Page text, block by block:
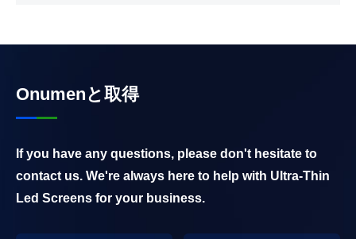
Onumenと取得
If you have any questions, please don't hesitate to
contact us. We're always here to help with Ultra-Thin
Led Screens for your business.